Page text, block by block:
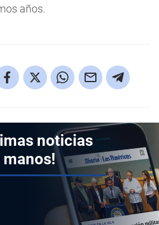
años.
noticias